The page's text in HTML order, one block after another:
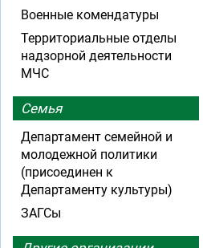
Военные комендатуры
Территориальные отделы
надзорной деятельности
МЧС
Семья
Департамент семейной и
молодежной политики
(присоединен к
Департаменту культуры)
ЗАГСы